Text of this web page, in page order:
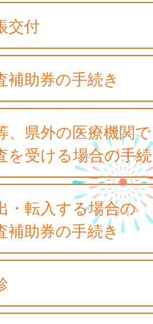
交付
補助券の手続き
、県外の医療機関で
を受ける場合の手
・転入する場合の
補助券の手続き